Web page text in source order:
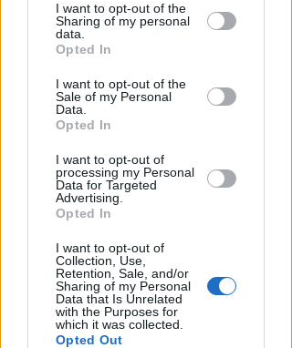
by third parties on the IAB’s list of
downstream participants.
by us to third parties on the IAB’s List of
Downstream Participants that may
further disclose it to other third parties.
I want to opt-out of the
Sharing of my personal
data.
Opted In
I want to opt-out of the
Sale of my Personal
Data.
Opted In
I want to opt-out of
processing my Personal
Data for Targeted
Advertising.
Opted In
I want to opt-out of
Collection, Use,
Retention, Sale, and/or
Sharing of my Personal
Data that Is Unrelated
with the Purposes for
which it was collected.
Opted Out
di IEG, stime al rialzo per
l'esercizio 2026